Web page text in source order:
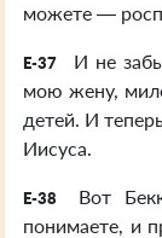
можете —
E-37
И не
мою жену,
детей. И
Иисуса.
E-38
Вот
понимаете, и